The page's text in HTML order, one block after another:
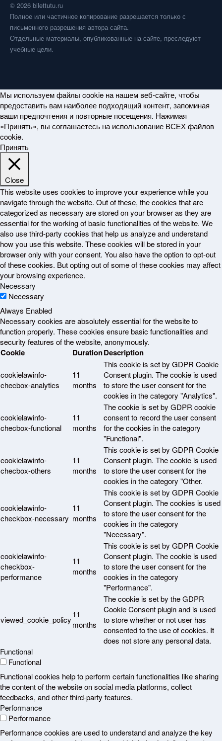
© 2026 bilettutu.ru
Полное или частичное копирование разрешается только с
письменного разрешения автора сайта.
Отдельные материалы, опубликованные на сайте, преследуют
учебные цели.
Мы используем файлы cookie на нашем веб-сайте, чтобы
предоставить вам наиболее подходящий контент, запоминая
ваши предпочтения и повторные посещения. Нажимая
«Принять», вы соглашаетесь на использование ВСЕХ файлов
cookie.
Принять
Close
This website uses cookies to improve your experience while you
navigate through the website. Out of these, the cookies that are
categorized as necessary are stored on your browser as they are
essential for the working of basic functionalities of the website. We
also use third-party cookies that help us analyze and understand
how you use this website. These cookies will be stored in your
browser only with your consent. You also have the option to opt-out
of these cookies. But opting out of some of these cookies may affect
your browsing experience.
Necessary
Necessary
Always Enabled
Necessary cookies are absolutely essential for the website to
function properly. These cookies ensure basic functionalities and
security features of the website, anonymously.
Cookie DurationDescription
cookielawinfo-
checbox-analytics
11
months
This cookie is set by GDPR Cookie
Consent plugin. The cookie is used
to store the user consent for the
cookies in the category "Analytics".
cookielawinfo-
checbox-functional
11
months
The cookie is set by GDPR cookie
consent to record the user consent
for the cookies in the category
"Functional".
cookielawinfo-
checbox-others
11
months
This cookie is set by GDPR Cookie
Consent plugin. The cookie is used
to store the user consent for the
cookies in the category "Other.
cookielawinfo-
checkbox-necessary
11
months
This cookie is set by GDPR Cookie
Consent plugin. The cookies is used
to store the user consent for the
cookies in the category
"Necessary".
cookielawinfo-
checkbox-
performance
11
months
This cookie is set by GDPR Cookie
Consent plugin. The cookie is used
to store the user consent for the
cookies in the category
"Performance".
viewed_cookie_policy
11
months
The cookie is set by the GDPR
Cookie Consent plugin and is used
to store whether or not user has
consented to the use of cookies. It
does not store any personal data.
Functional
Functional
Functional cookies help to perform certain functionalities like sharing
the content of the website on social media platforms, collect
feedbacks, and other third-party features.
Performance
Performance
Performance cookies are used to understand and analyze the key